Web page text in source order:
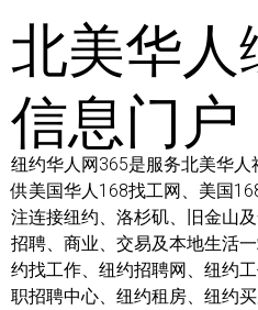
北美华
信息门户
纽约华人网365是服务北美华
供美国华人168找工网、美国
注连接纽约、洛杉矶、旧金山
招聘、商业、交易及本地生活
约找工作、纽约招聘网、纽约
职招聘中心、纽约租房、纽约